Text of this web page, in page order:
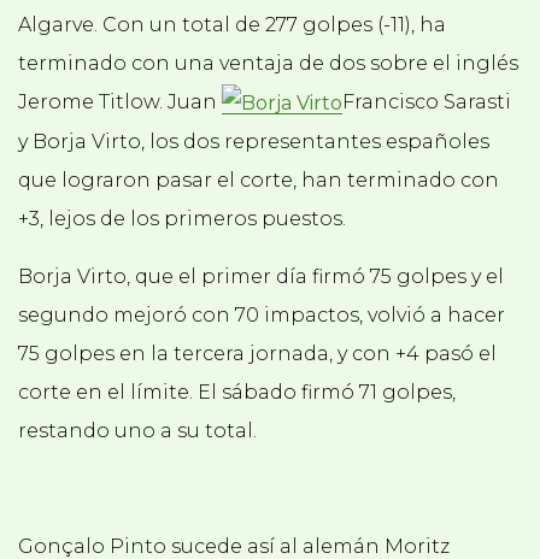
Algarve. Con un total de 277 golpes (-11), ha
terminado con una ventaja de dos sobre el inglés
Jerome Titlow. Juan
Francisco Sarasti
y Borja Virto, los dos representantes españoles
que lograron pasar el corte, han terminado con
+3, lejos de los primeros puestos.
Borja Virto, que el primer día firmó 75 golpes y el
segundo mejoró con 70 impactos, volvió a hacer
75 golpes en la tercera jornada, y con +4 pasó el
corte en el límite. El sábado firmó 71 golpes,
restando uno a su total.
Gonçalo Pinto sucede así al alemán Moritz